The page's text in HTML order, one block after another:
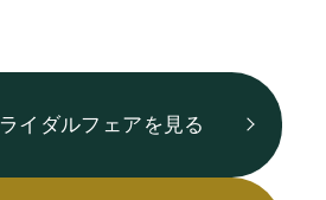
イダルフェアを見る